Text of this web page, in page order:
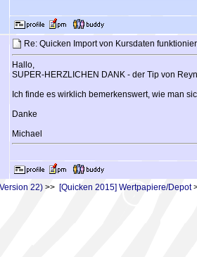
Re: Quicken Import von Kursdaten
Hallo,
SUPER-HERZLICHEN DANK - der Tip von
Ich finde es wirklich bemerkenswert, wie man
Danke
Michael
22) >> [Quicken 2015] Wertpapiere/Depot